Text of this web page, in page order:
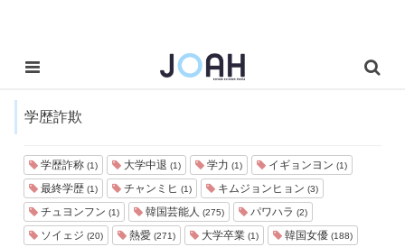
学歴詐欺
学歴詐称 (1) 大学中退 (1) 学力 (1) イギョンヨン (1)
最終学歴 (1) チャンミヒ (1) キムジョンヒョン (3)
チュヨンフン (1) 韓国芸能人 (275) パワハラ (2)
ソイェジ (20) 熱愛 (271) 大学卒業 (1) 韓国女優 (188)